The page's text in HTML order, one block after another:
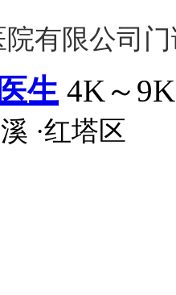
有限公司
生 4K～9K
·红塔区